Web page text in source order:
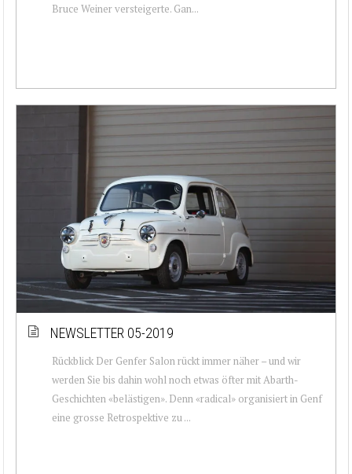
Bruce Weiner versteigerte. Gan...
NEWSLETTER 05-2019
Rückblick Der Genfer Salon rückt immer näher – und wir
werden Sie bis dahin wohl noch etwas öfter mit Abarth-
Geschichten «belästigen». Denn «radical» organisiert in Genf
eine grosse Retrospektive zu ...